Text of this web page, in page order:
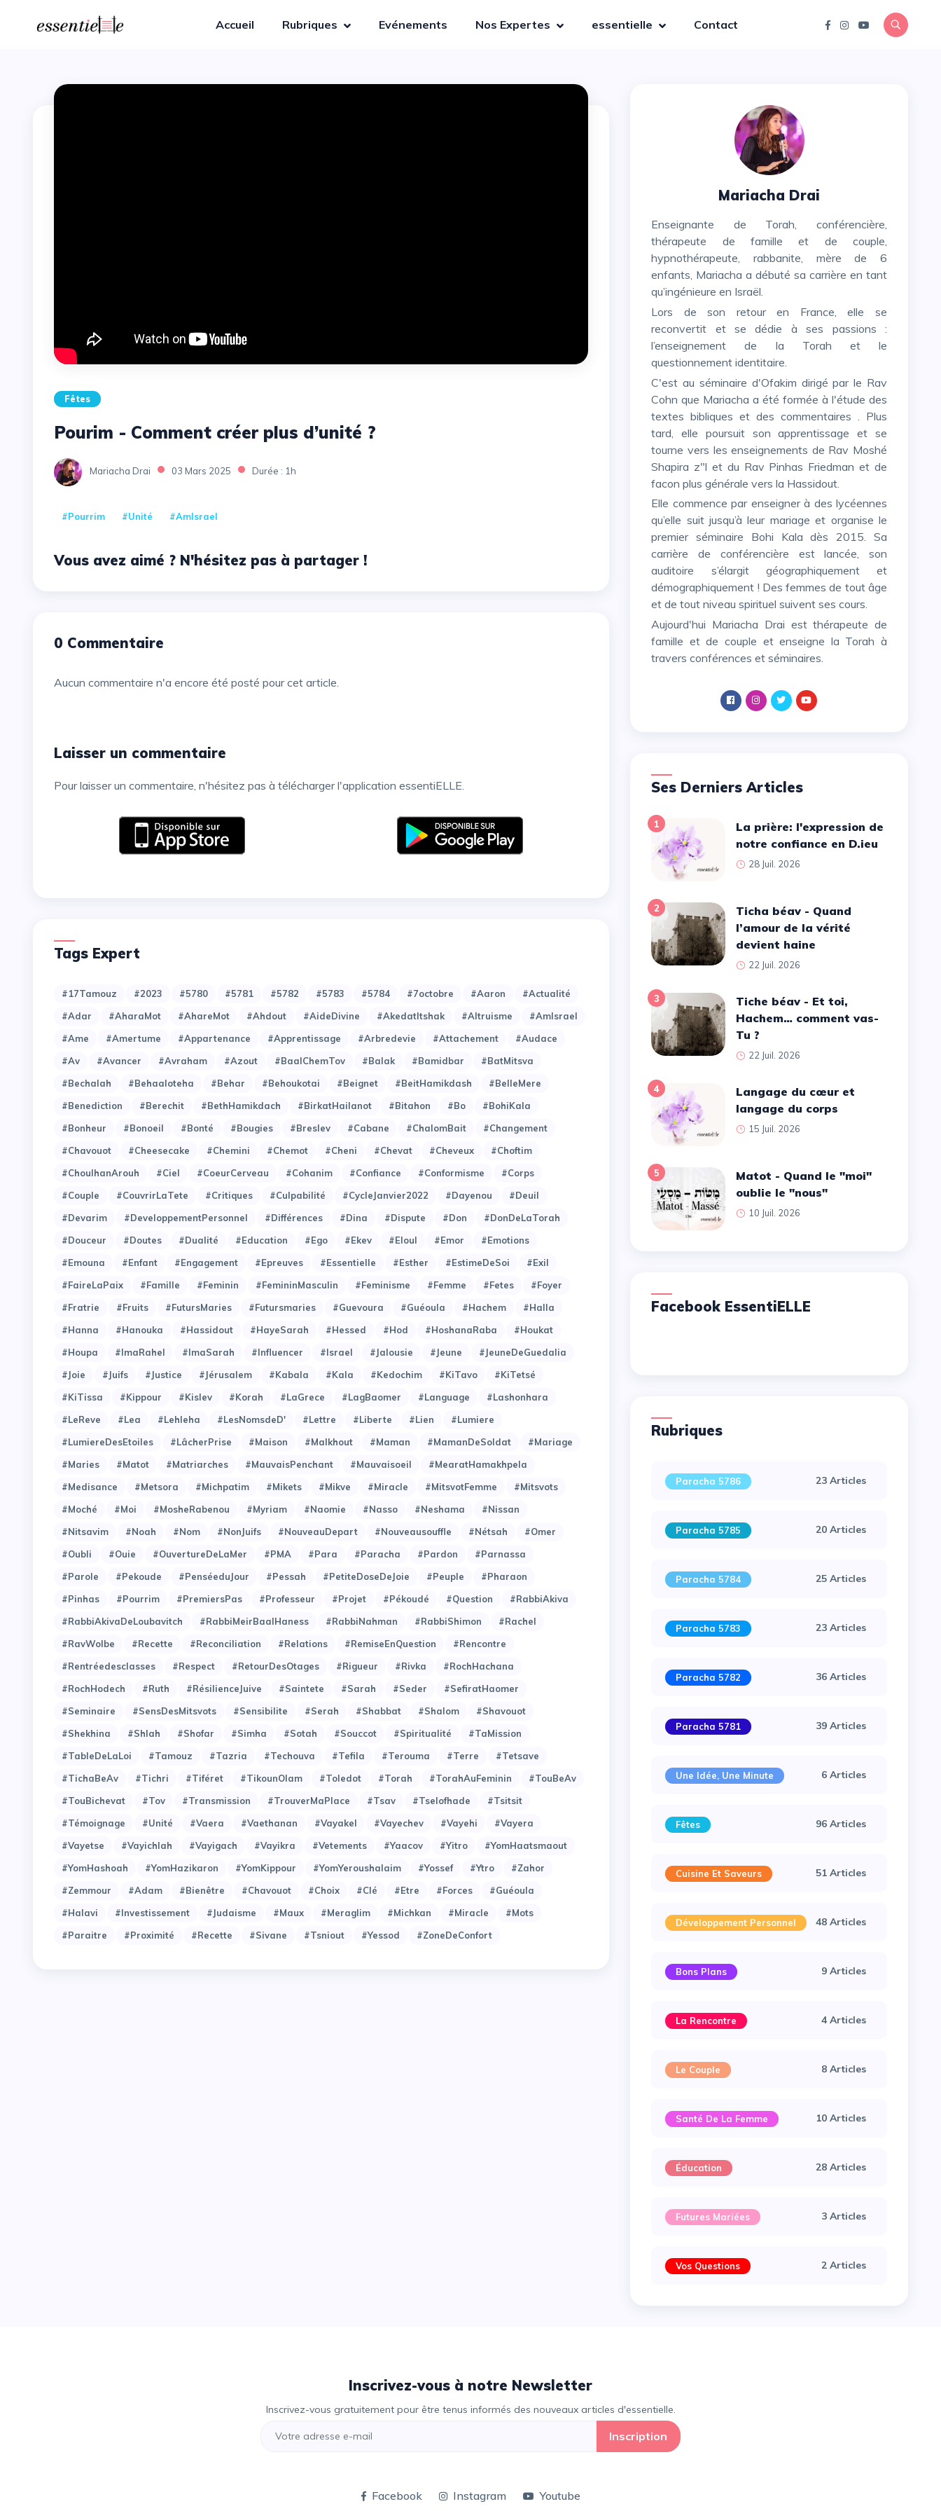
Accueil Rubriques Evénements Nos Expertes essentielle Contact
Fêtes
Pourim - Comment créer plus d’unité ?
Mariacha Drai 03 Mars 2025 Durée : 1h
#Pourrim #Unité #AmIsrael
Vous avez aimé ? N'hésitez pas à partager !
0 Commentaire
Aucun commentaire n'a encore été posté pour cet article.
Laisser un commentaire
Pour laisser un commentaire, n'hésitez pas à télécharger l'application essentiELLE.
Tags Expert
#17Tamouz #2023 #5780 #5781 #5782 #5783 #5784 #7octobre #Aaron
#Actualité
#Adar
#AharaMot #AhareMot #Ahdout #AideDivine #AkedatItshak #Altruisme
#AmIsrael
#Ame
#Amertume #Appartenance #Apprentissage #Arbredevie #Attachement
#Audace
#Av
#Avancer #Avraham #Azout #BaalChemTov #Balak #Bamidbar
#BatMitsva
#Bechalah
#Behaaloteha #Behar #Behoukotai #Beignet #BeitHamikdash
#BelleMere
#Benediction
#Berechit #BethHamikdach #BirkatHailanot #Bitahon #Bo
#BohiKala
#Bonheur
#Bonoeil #Bonté #Bougies #Breslev #Cabane #ChalomBait
#Changement
#Chavouot
#Cheesecake #Chemini #Chemot #Cheni #Chevat #Cheveux
#Choftim
#ChoulhanArouh
#Ciel #CoeurCerveau #Cohanim #Confiance #Conformisme
#Corps
#Couple
#CouvrirLaTete #Critiques #Culpabilité #CycleJanvier2022 #Dayenou
#Deuil
#Devarim
#DeveloppementPersonnel #Différences #Dina #Dispute #Don
#DonDeLaTorah
#Douceur
#Doutes #Dualité #Education #Ego #Ekev #Eloul #Emor
#Emotions
#Emouna
#Enfant #Engagement #Epreuves #Essentielle #Esther #EstimeDeSoi
#Exil
#FaireLaPaix
#Famille #Feminin #FemininMasculin #Feminisme #Femme #Fetes
#Foyer
#Fratrie
#Fruits #FutursMaries #Futursmaries #Guevoura #Guéoula #Hachem
#Halla
#Hanna
#Hanouka #Hassidout #HayeSarah #Hessed #Hod #HoshanaRaba
#Houkat
#Houpa
#ImaRahel #ImaSarah #Influencer #Israel #Jalousie #Jeune
#JeuneDeGuedalia
#Joie
#Juifs #Justice #Jérusalem #Kabala #Kala #Kedochim #KiTavo
#KiTetsé
#KiTissa
#Kippour #Kislev #Korah #LaGrece #LagBaomer #Language
#Lashonhara
#LeReve
#Lea #Lehleha #LesNomsdeD' #Lettre #Liberte #Lien
#Lumiere
#LumiereDesEtoiles
#LâcherPrise #Maison #Malkhout #Maman #MamanDeSoldat
#Mariage
#Maries
#Matot #Matriarches #MauvaisPenchant #Mauvaisoeil
#MearatHamakhpela
#Medisance
#Metsora #Michpatim #Mikets #Mikve #Miracle #MitsvotFemme
#Mitsvots
#Moché
#Moi #MosheRabenou #Myriam #Naomie #Nasso #Neshama
#Nissan
#Nitsavim
#Noah #Nom #NonJuifs #NouveauDepart #Nouveausouffle #Nétsah
#Omer
#Oubli
#Ouie #OuvertureDeLaMer #PMA #Para #Paracha #Pardon
#Parnassa
#Parole
#Pekoude #PenséeduJour #Pessah #PetiteDoseDeJoie #Peuple
#Pharaon
#Pinhas
#Pourrim #PremiersPas #Professeur #Projet #Pékoudé #Question
#RabbiAkiva
#RabbiAkivaDeLoubavitch
#RabbiMeirBaalHaness #RabbiNahman #RabbiShimon
#Rachel
#RavWolbe
#Recette #Reconciliation #Relations #RemiseEnQuestion
#Rencontre
#Rentréedesclasses
#Respect #RetourDesOtages #Rigueur #Rivka
#RochHachana
#RochHodech
#Ruth #RésilienceJuive #Saintete #Sarah #Seder
#SefiratHaomer
#Seminaire
#SensDesMitsvots #Sensibilite #Serah #Shabbat #Shalom
#Shavouot
#Shekhina
#Shlah #Shofar #Simha #Sotah #Souccot #Spiritualité
#TaMission
#TableDeLaLoi
#Tamouz #Tazria #Techouva #Tefila #Terouma #Terre
#Tetsave
#TichaBeAv
#Tichri #Tiféret #TikounOlam #Toledot #Torah #TorahAuFeminin
#TouBeAv
#TouBichevat
#Tov #Transmission #TrouverMaPlace #Tsav #Tselofhade
#Tsitsit
#Témoignage
#Unité #Vaera #Vaethanan #Vayakel #Vayechev #Vayehi
#Vayera
#Vayetse
#Vayichlah #Vayigach #Vayikra #Vetements #Yaacov #Yitro
#YomHaatsmaout
#YomHashoah
#YomHazikaron #YomKippour #YomYeroushalaim #Yossef #Ytro
#Zahor
#Zemmour
#adam #bienêtre #chavouot #choix #clé #etre #forces
#guéoula
#halavi
#investissement #judaisme #maux #meraglim #michkan #miracle
#mots
#paraitre
#proximité #recette #sivane #tsniout #yessod #zoneDeConfort
Mariacha Drai
Enseignante de Torah, conférencière,
thérapeute de famille et de couple,
hypnothérapeute, rabbanite, mère de 6
enfants, Mariacha a débuté sa carrière en tant
qu’ingénieure en Israël.
Lors de son retour en France, elle se
reconvertit et se dédie à ses passions :
l’enseignement de la Torah et le
questionnement identitaire.
C'est au séminaire d'Ofakim dirigé par le Rav
Cohn que Mariacha a été formée à l'étude des
textes bibliques et des commentaires . Plus
tard, elle poursuit son apprentissage et se
tourne vers les enseignements de Rav Moshé
Shapira z"l et du Rav Pinhas Friedman et de
facon plus générale vers la Hassidout.
Elle commence par enseigner à des lycéennes
qu’elle suit jusqu’à leur mariage et organise le
premier séminaire Bohi Kala dès 2015. Sa
carrière de conférencière est lancée, son
auditoire s’élargit géographiquement et
démographiquement ! Des femmes de tout âge
et de tout niveau spirituel suivent ses cours.
Aujourd'hui Mariacha Drai est thérapeute de
famille et de couple et enseigne la Torah à
travers conférences et séminaires.
Ses Derniers Articles
1
La prière: l'expression de
notre confiance en D.ieu
28 Juil. 2026
2
Ticha béav - Quand
l’amour de la vérité
devient haine
22 Juil. 2026
3
Tiche béav - Et toi,
Hachem… comment vas-
Tu ?
22 Juil. 2026
4
Langage du cœur et
langage du corps
15 Juil. 2026
5
Matot - Quand le ''moi''
oublie le ''nous''
10 Juil. 2026
Facebook EssentiELLE
Rubriques
Paracha 5786 23 Articles
Paracha 5785 20 Articles
Paracha 5784 25 Articles
Paracha 5783 23 Articles
Paracha 5782 36 Articles
Paracha 5781 39 Articles
Une Idée, Une Minute 6 Articles
Fêtes 96 Articles
Cuisine Et Saveurs 51 Articles
Développement Personnel 48 Articles
Bons Plans 9 Articles
La Rencontre 4 Articles
Le Couple 8 Articles
Santé De La Femme 10 Articles
Éducation 28 Articles
Futures Mariées 3 Articles
Vos Questions 2 Articles
Inscrivez-vous à notre Newsletter
Inscrivez-vous gratuitement pour être tenus informés des nouveaux articles d'essentielle.
Inscription
Facebook Instagram Youtube